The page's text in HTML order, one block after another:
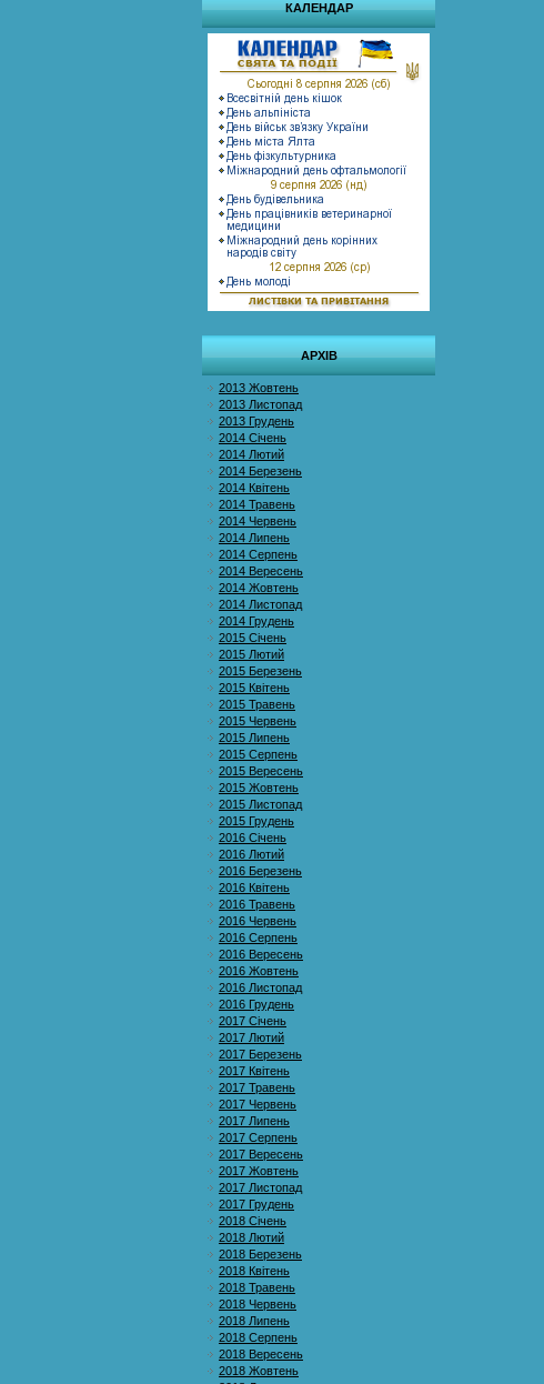
КАЛЕНДАР
АРХІВ
2013 Жовтень
2013 Листопад
2013 Грудень
2014 Січень
2014 Лютий
2014 Березень
2014 Квітень
2014 Травень
2014 Червень
2014 Липень
2014 Серпень
2014 Вересень
2014 Жовтень
2014 Листопад
2014 Грудень
2015 Січень
2015 Лютий
2015 Березень
2015 Квітень
2015 Травень
2015 Червень
2015 Липень
2015 Серпень
2015 Вересень
2015 Жовтень
2015 Листопад
2015 Грудень
2016 Січень
2016 Лютий
2016 Березень
2016 Квітень
2016 Травень
2016 Червень
2016 Серпень
2016 Вересень
2016 Жовтень
2016 Листопад
2016 Грудень
2017 Січень
2017 Лютий
2017 Березень
2017 Квітень
2017 Травень
2017 Червень
2017 Липень
2017 Серпень
2017 Вересень
2017 Жовтень
2017 Листопад
2017 Грудень
2018 Січень
2018 Лютий
2018 Березень
2018 Квітень
2018 Травень
2018 Червень
2018 Липень
2018 Серпень
2018 Вересень
2018 Жовтень